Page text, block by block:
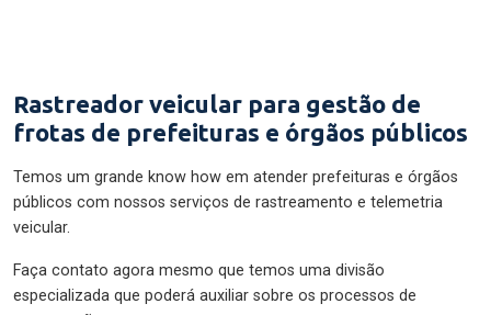
Rastreador veicular para gestão de
frotas de prefeituras e órgãos públicos
Temos um grande know how em atender prefeituras e órgãos
públicos com nossos serviços de rastreamento e telemetria
veicular.
Faça contato agora mesmo que temos uma divisão
especializada que poderá auxiliar sobre os processos de